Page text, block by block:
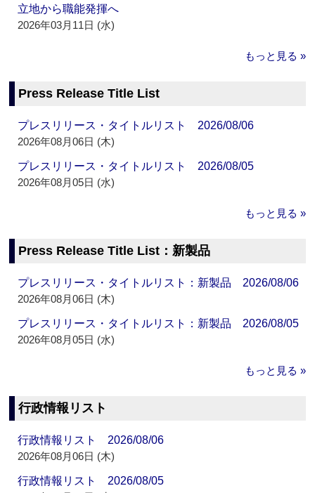
立地から職能発揮へ
2026年03月11日 (水)
もっと見る »
Press Release Title List
プレスリリース・タイトルリスト 2026/08/06
2026年08月06日 (木)
プレスリリース・タイトルリスト 2026/08/05
2026年08月05日 (水)
もっと見る »
Press Release Title List：新製品
プレスリリース・タイトルリスト：新製品 2026/08/06
2026年08月06日 (木)
プレスリリース・タイトルリスト：新製品 2026/08/05
2026年08月05日 (水)
もっと見る »
行政情報リスト
行政情報リスト 2026/08/06
2026年08月06日 (木)
行政情報リスト 2026/08/05